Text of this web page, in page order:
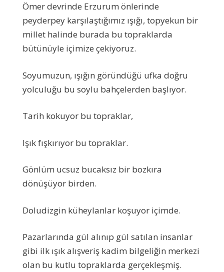
Ömer devrinde Erzurum önlerinde
peyderpey karşılaştığımız ışığı, topyekun bir
millet halinde burada bu topraklarda
bütünüyle içimize çekiyoruz.
Soyumuzun, ışığın göründüğü ufka doğru
yolculuğu bu soylu bahçelerden başlıyor.
Tarih kokuyor bu topraklar,
Işık fışkırıyor bu topraklar.
Gönlüm ucsuz bucaksız bir bozkıra
dönüşüyor birden.
Doludizgin küheylanlar koşuyor içimde.
Pazarlarında gül alınıp gül satılan insanlar
gibi ilk ışık alışveriş kadim bilgeliğin merkezi
olan bu kutlu topraklarda gerçekleşmiş.